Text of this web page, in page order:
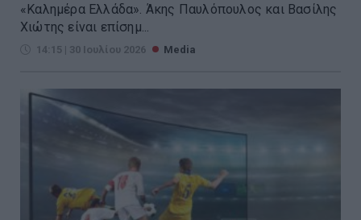
«Καλημέρα Ελλάδα». Άκης Παυλόπουλος και Βασίλης
Χιώτης είναι επίσημ...
14:15 | 30 Ιουλίου 2026 Media